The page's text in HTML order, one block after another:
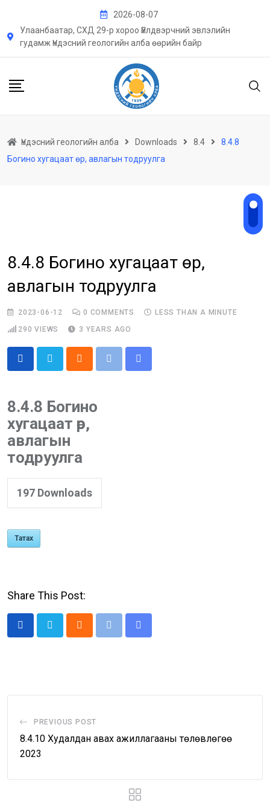
content
2026-08-07
Улаанбаатар, СХД 29-р хороо Үйлдвэрчний эвлэлийн
гудамж Үндэсний геологийн алба өөрийн байр
Үндэсний геологийн алба Downloads 8.4
8.4.8
Богино хугацаат өр, авлагын тодруулга
8.4.8 Богино хугацаат өр,
авлагын тодруулга
2023-06-12 0 COMMENTS
LESS THAN A MINUTE
290 VIEWS 3 YEARS AGO
Cloud Print
Share
8.4.8 Богино
хугацаат өр,
авлагын
тодруулга
197 Downloads
Татах
Share This Post:
Cloud Print
Share
PREVIOUS POST
8.4.10 Худалдан авах ажиллагааны төлөвлөгөө
2023